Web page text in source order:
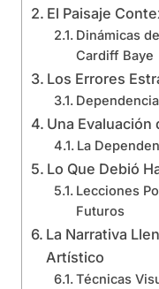
El Paisaje
Dinámicas
Cardiff Baye
Los Errores
Una Evaluación
La
Lo Que Debió
Lecciones
Futuros
La Narrativa
Artístico
Técnicas